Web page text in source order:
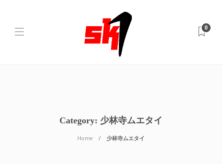
0
Category: 少林寺ムエタイ
Home 少林寺ムエタイ